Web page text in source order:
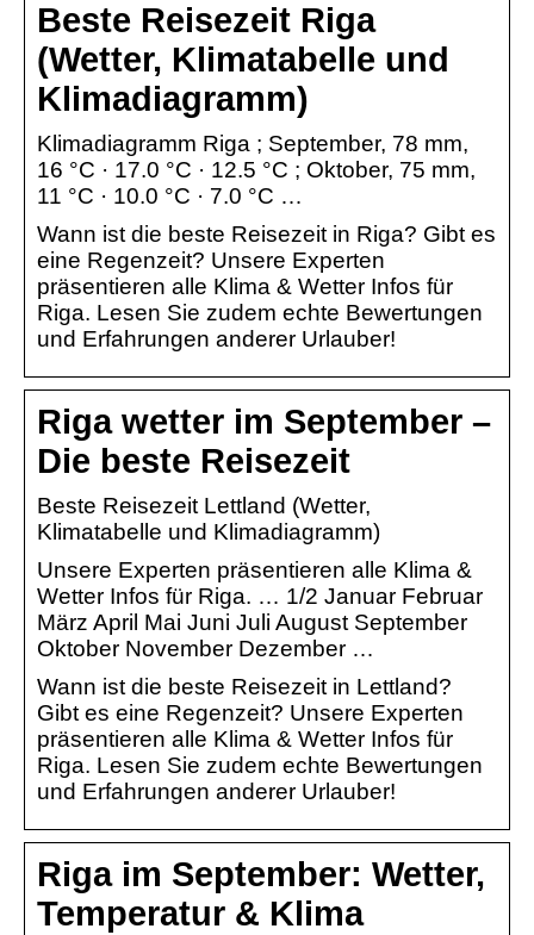
Beste Reisezeit Riga
(Wetter, Klimatabelle und
Klimadiagramm)
Klimadiagramm Riga ; September, 78 mm,
16 °C · 17.0 °C · 12.5 °C ; Oktober, 75 mm,
11 °C · 10.0 °C · 7.0 °C …
Wann ist die beste Reisezeit in Riga? Gibt es
eine Regenzeit? Unsere Experten
präsentieren alle Klima & Wetter Infos für
Riga. Lesen Sie zudem echte Bewertungen
und Erfahrungen anderer Urlauber!
Riga wetter im September –
Die beste Reisezeit
Beste Reisezeit Lettland (Wetter,
Klimatabelle und Klimadiagramm)
Unsere Experten präsentieren alle Klima &
Wetter Infos für Riga. … 1/2 Januar Februar
März April Mai Juni Juli August September
Oktober November Dezember …
Wann ist die beste Reisezeit in Lettland?
Gibt es eine Regenzeit? Unsere Experten
präsentieren alle Klima & Wetter Infos für
Riga. Lesen Sie zudem echte Bewertungen
und Erfahrungen anderer Urlauber!
Riga im September: Wetter,
Temperatur & Klima